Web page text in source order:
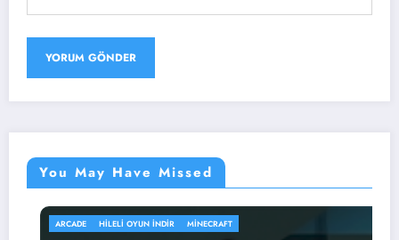
You May Have Missed
ARCADE HILELI OYUN İNDIR MINECRAFT